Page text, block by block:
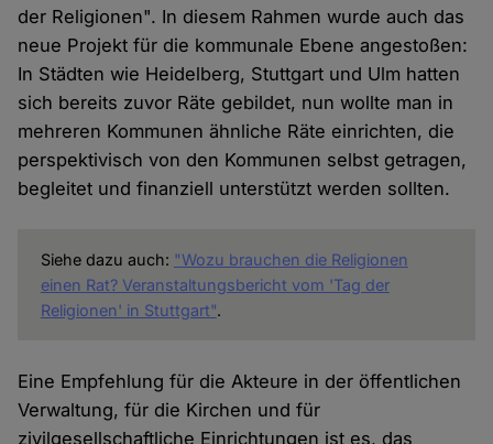
der Religionen". In diesem Rahmen wurde auch das
neue Projekt für die kommunale Ebene angestoßen:
In Städten wie Heidelberg, Stuttgart und Ulm hatten
sich bereits zuvor Räte gebildet, nun wollte man in
mehreren Kommunen ähnliche Räte einrichten, die
perspektivisch von den Kommunen selbst getragen,
begleitet und finanziell unterstützt werden sollten.
Siehe dazu auch: "Wozu brauchen die Religionen
einen Rat? Veranstaltungsbericht vom 'Tag der
Religionen' in Stuttgart".
Eine Empfehlung für die Akteure in der öffentlichen
Verwaltung, für die Kirchen und für
zivilgesellschaftliche Einrichtungen ist es, das